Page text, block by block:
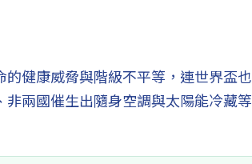
健康威脅與階級不平等，連世界盃也
兩國催生出隨身空調與太陽能冷藏等